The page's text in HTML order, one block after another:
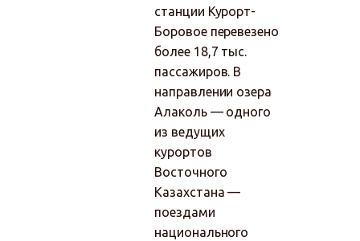
станции Курорт-
Боровое перевезено
более 18,7 тыс.
пассажиров. В
направлении озера
Алаколь — одного
из ведущих
курортов
Восточного
Казахстана —
поездами
национального